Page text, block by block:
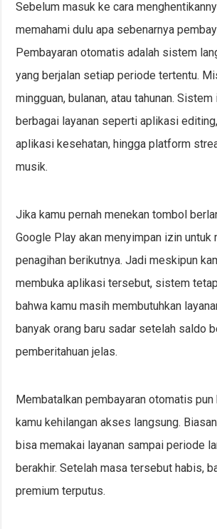
Sebelum masuk ke cara
memahami dulu apa sebenarnya
Pembayaran otomatis adalah sistem
yang berjalan setiap periode tertentu.
mingguan, bulanan, atau tahunan.
berbagai layanan seperti aplikasi
aplikasi kesehatan, hingga platform
musik.
Jika kamu pernah menekan tombol
Google Play akan menyimpan izin untuk
penagihan berikutnya. Jadi meskipun
membuka aplikasi tersebut, sistem
bahwa kamu masih membutuhkan
banyak orang baru sadar setelah saldo
pemberitahuan jelas.
Membatalkan pembayaran otomatis pun
kamu kehilangan akses langsung.
bisa memakai layanan sampai periode
berakhir. Setelah masa tersebut habis,
premium terputus.